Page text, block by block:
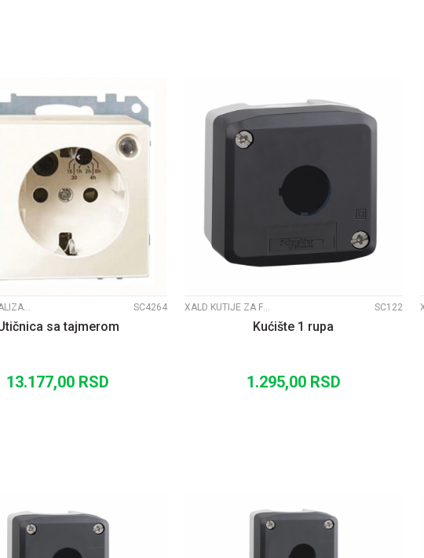
UPOREDI
ACTI9 SIGNALIZACIJA SC4264
sa tajmerom
13.177,00 RSD
UPOREDI
XALD KUTIJE ZA FI22 SIGNALIZACIJU SC122
Kućište 1 rupa
1.295,00 RSD